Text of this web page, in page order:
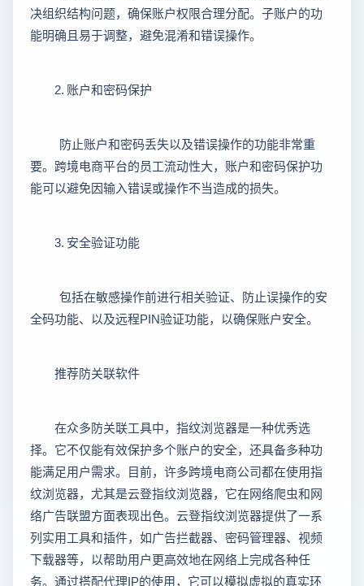
决组织结构问题，确保账户权限合理分配。子账户的功
能明确且易于调整，避免混淆和错误操作。
2. 账户和密码保护
防止账户和密码丢失以及错误操作的功能非常重
要。跨境电商平台的员工流动性大，账户和密码保护功
能可以避免因输入错误或操作不当造成的损失。
3. 安全验证功能
包括在敏感操作前进行相关验证、防止误操作的安
全码功能、以及远程PIN验证功能，以确保账户安全。
推荐防关联软件
在众多防关联工具中，指纹浏览器是一种优秀选
择。它不仅能有效保护多个账户的安全，还具备多种功
能满足用户需求。目前，许多跨境电商公司都在使用指
纹浏览器，尤其是云登指纹浏览器，它在网络爬虫和网
络广告联盟方面表现出色。云登指纹浏览器提供了一系
列实用工具和插件，如广告拦截器、密码管理器、视频
下载器等，以帮助用户更高效地在网络上完成各种任
务。通过搭配代理IP的使用，它可以模拟虚拟的真实环